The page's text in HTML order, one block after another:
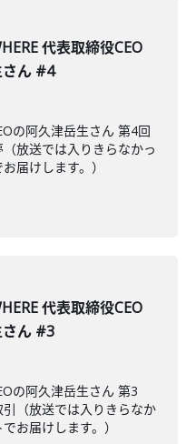
代表取締役CEO
さん #4
の阿久津岳生さん 第4回
放送では入りきらなかっ
届けします。）
代表取締役CEO
さん #3
の阿久津岳生さん 第3
（放送では入りきらなか
お届けします。）